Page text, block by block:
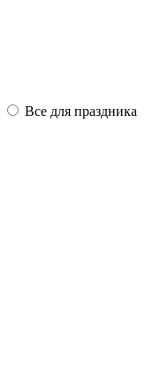
Все для праздника